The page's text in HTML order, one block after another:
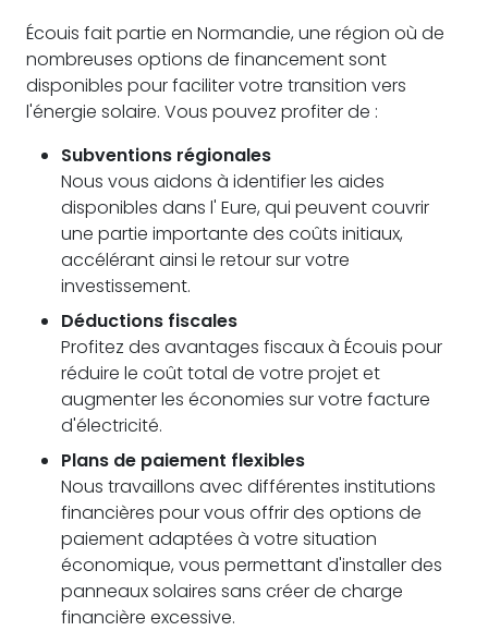
Écouis fait partie en Normandie, une région où de
nombreuses options de financement sont
disponibles pour faciliter votre transition vers
l'énergie solaire. Vous pouvez profiter de :
Subventions régionales
Nous vous aidons à identifier les aides
disponibles dans l' Eure, qui peuvent couvrir
une partie importante des coûts initiaux,
accélérant ainsi le retour sur votre
investissement.
Déductions fiscales
Profitez des avantages fiscaux à Écouis pour
réduire le coût total de votre projet et
augmenter les économies sur votre facture
d'électricité.
Plans de paiement flexibles
Nous travaillons avec différentes institutions
financières pour vous offrir des options de
paiement adaptées à votre situation
économique, vous permettant d'installer des
panneaux solaires sans créer de charge
financière excessive.